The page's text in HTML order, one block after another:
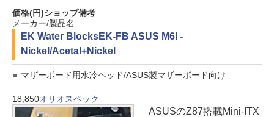
価格(円)ショップ備考
メーカー/製品名
EK Water BlocksEK-FB ASUS M6I -
Nickel/Acetal+Nickel
マザーボード用水冷ヘッド/ASUS製マザーボード向け
18,850オリオスペック
ASUSのZ87搭載Mini-ITX